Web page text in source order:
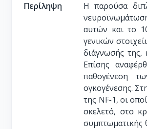
Περίληψη
Η παρούσα
αυτών και το
γενικών
διάγνωσής της,
Επίσης
παθογένεση
ογκογένεσης.
της NF-1, οι
σκελετό, στο
συμπτωματικής